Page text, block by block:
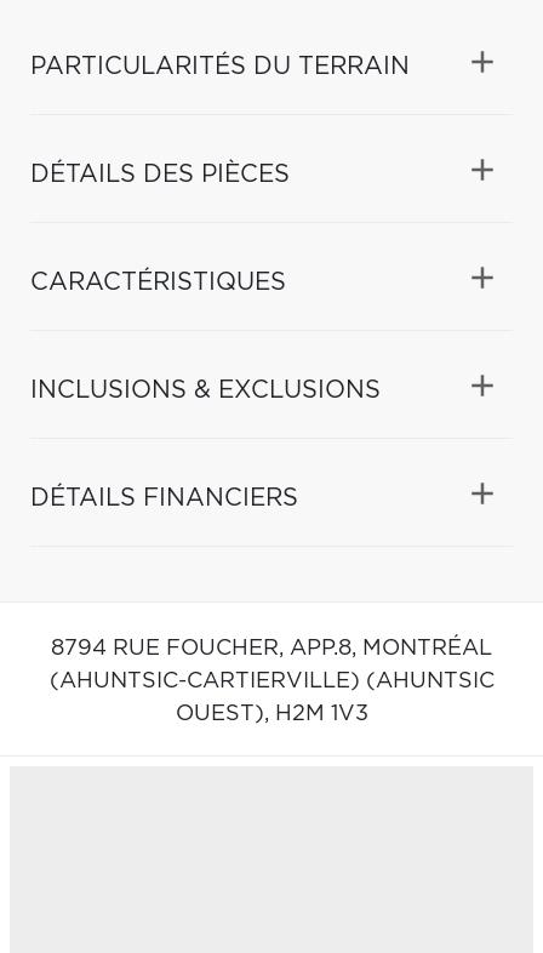
PARTICULARITÉS DU TERRAIN
DÉTAILS DES PIÈCES
CARACTÉRISTIQUES
INCLUSIONS & EXCLUSIONS
DÉTAILS FINANCIERS
8794 RUE FOUCHER, APP.8, MONTRÉAL
(AHUNTSIC-CARTIERVILLE) (AHUNTSIC
OUEST), H2M 1V3